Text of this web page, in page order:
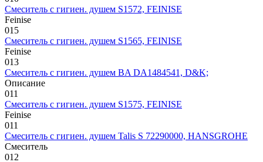
Смеситель с гигиен. душем S1572, FEINISE
Feinise
015
Смеситель с гигиен. душем S1565, FEINISE
Feinise
013
Смеситель с гигиен. душем BA DA1484541, D&K;
Описание
011
Смеситель с гигиен. душем S1575, FEINISE
Feinise
011
Смеситель с гигиен. душем Talis S 72290000, HANSGROHE
Смеситель
012